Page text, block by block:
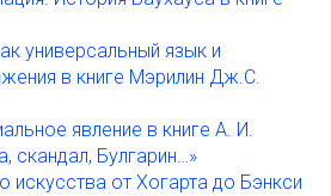
универсальный язык и
в книге Мэрилин Дж.С.
явление в книге А. И.
скандал, Булгарин…»
искусства от Хогарта до Бэнкси